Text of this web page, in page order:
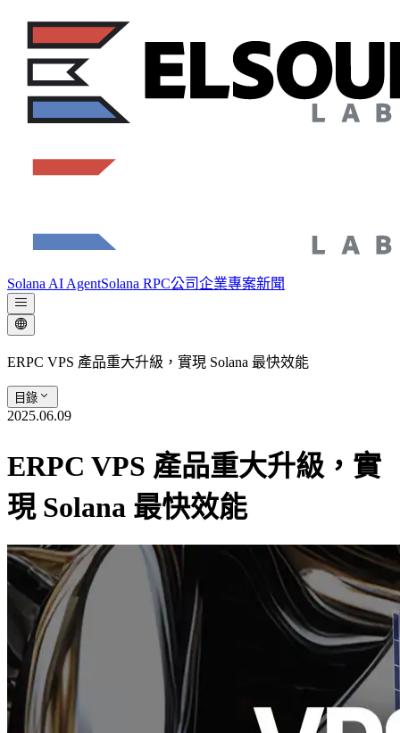
Solana AI AgentSolana RPC公司企業專案新聞
ERPC VPS 產品重大升級，實現 Solana 最快效能
目錄
2025.06.09
ERPC VPS 產品重大升級，實
現 Solana 最快效能